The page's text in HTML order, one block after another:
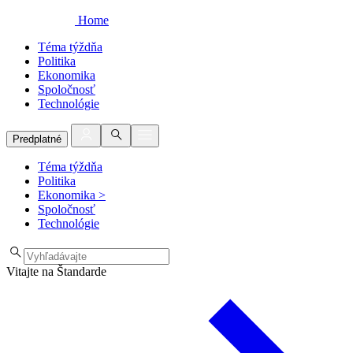
Home
Téma týždňa
Politika
Ekonomika
Spoločnosť
Technológie
Predplatné
Téma týždňa
Politika
Ekonomika >
Spoločnosť
Technológie
Vitajte na Štandarde